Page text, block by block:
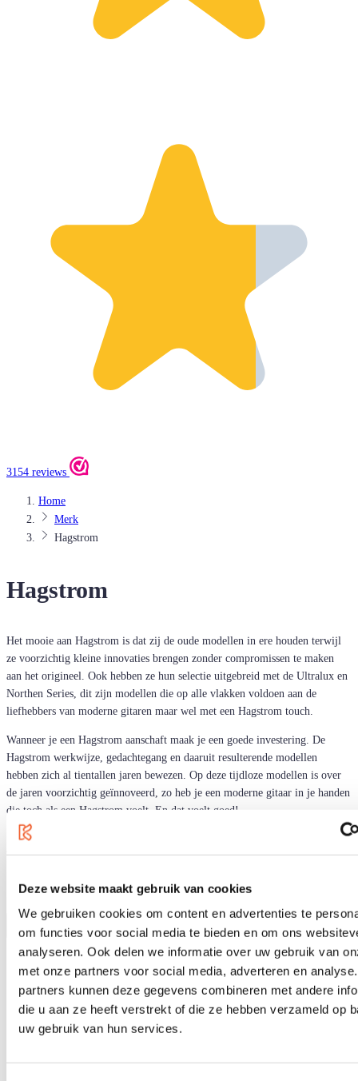
Deze website maakt gebruik van cookies
We gebruiken cookies om content en advertenties te
om functies voor social media te bieden en om ons
analyseren. Ook delen we informatie over uw gebruik van
met onze partners voor social media, adverteren en
partners kunnen deze gegevens combineren met andere
die u aan ze heeft verstrekt of die ze hebben verzameld op
uw gebruik van hun services.
3154 reviews
Home
Merk
Hagstrom
Hagstrom
Het mooie aan Hagstrom is dat zij de oude modellen in ere houden terwijl
ze voorzichtig kleine innovaties brengen zonder compromissen te maken
aan het origineel. Ook hebben ze hun selectie uitgebreid met de Ultralux en
Northen Series, dit zijn modellen die op alle vlakken voldoen aan de
liefhebbers van moderne gitaren maar wel met een Hagstrom touch.
Wanneer je een Hagstrom aanschaft maak je een goede investering. De
Hagstrom werkwijze, gedachtegang en daaruit resulterende modellen
hebben zich al tientallen jaren bewezen. Op deze tijdloze modellen is over
de jaren voorzichtig geïnnoveerd, zo heb je een moderne gitaar in je handen
die toch als een Hagstrom voelt. En dat voelt goed!